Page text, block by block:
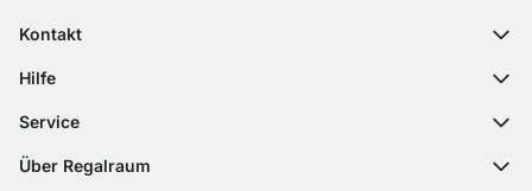
Kontakt
contact@regalraum.com
Kontaktformular
Hilfe
Häufige Fragen
Versandinformationen
Service
Regalplaner
Über Regalraum